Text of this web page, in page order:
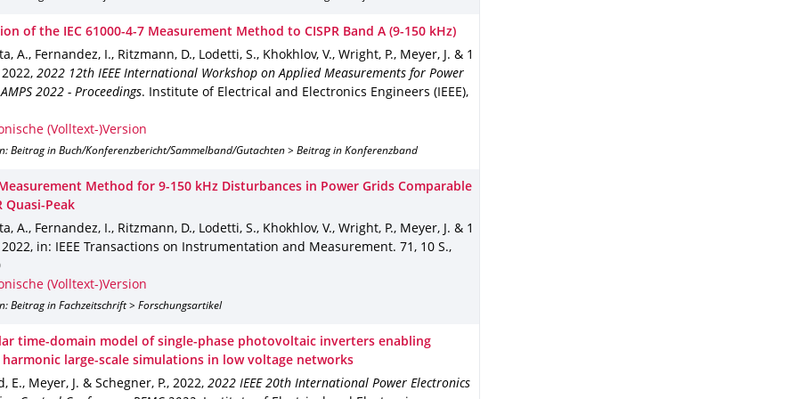
of the IEC 61000-4-7 Measurement Method to CISPR Band A (9-150 kHz)
A., Fernandez, I., Ritzmann, D., Lodetti, S., Khokhlov, V., Wright, P., Meyer, J. & 1
2022, 2022 12th IEEE International Workshop on Applied Measurements for Power
AMPS 2022 - Proceedings. Institute of Electrical and Electronics Engineers (IEEE),
(Volltext-)Version
Beitrag in Buch/Konferenzbericht/Sammelband/Gutachten > Beitrag in Konferenzband
Method for 9-150 kHz Disturbances in Power Grids Comparable
Quasi-Peak
A., Fernandez, I., Ritzmann, D., Lodetti, S., Khokhlov, V., Wright, P., Meyer, J. & 1
2022, in: IEEE Transactions on Instrumentation and Measurement. 71 , 10 S.,
(Volltext-)Version
Beitrag in Fachzeitschrift > Forschungsartikel
time-domain model of single-phase photovoltaic inverters enabling
large-scale simulations in low voltage networks
E., Meyer, J. & Schegner, P., 2022, 2022 IEEE 20th International Power Electronics